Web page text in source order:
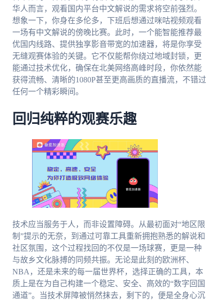
华人而言，观看国内平台中文解说的需求将空前强烈。
想象一下，你身在多伦多，下班后想通过咪咕视频观看
一场有中文解说的傍晚比赛。此时，一个能智能推荐最
优国内线路、提供独享影音带宽的加速器，将是你享受
无缝观赛体验的关键。它不仅能帮你绕过地域封锁，更
能通过技术优化，确保在北美网络高峰时段，你依然能
获得流畅、清晰的1080P甚至更高画质的直播流，不错过
任何一个精彩瞬间。
回归纯粹的观赛乐趣
技术应当服务于人，而非设置障碍。从最初面对“地区限
制”提示的无奈，到通过可靠工具重新拥抱熟悉的解说和
社区氛围，这个过程找回的不仅是一场球赛，更是一种
与故乡文化脉搏的同频共振。无论是此刻的欧洲杯、
NBA，还是未来的每一届世界杯，选择正确的工具，本
质上是在为自己构建一个稳定、安全、高效的“数字回国
通道”。当技术屏障被悄然抹去，剩下的，便是全身心沉